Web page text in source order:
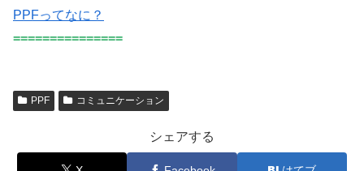
PPFってなに？
===============
PPF コミュニケーション
シェアする